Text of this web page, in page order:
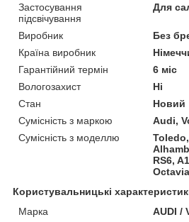
Застосування
підсвічування
Для
Виробник
Без
Країна виробник
Гарантійний термін
6 міс
Вологозахист
Ні
Стан
Новий
Сумісність з маркою
Audi,
Сумісність з моделлю
RS6,
Користувальницькі
Марка
AUDI /